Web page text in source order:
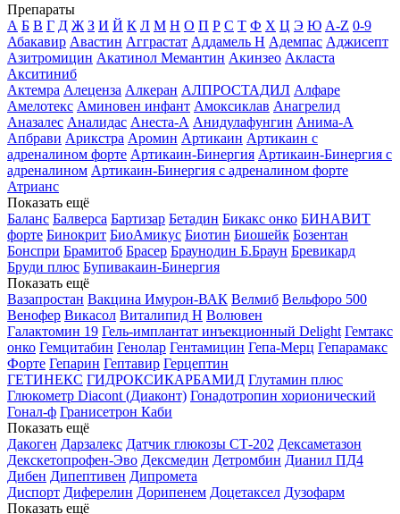
Препараты
А Б В Г Д Ж З И Й К Л М Н О П Р С Т Ф Х Ц Э Ю A-Z 0-9
Абакавир Авастин Агграстат Аддамель Н Адемпас Аджисепт
Азитромицин Акатинол Мемантин Акинзео Акласта
Акситиниб
Актемра Алеценза Алкеран АЛПРОСТАДИЛ Алфаре
Амелотекс Аминовен инфант Амоксиклав Анагрелид
Аназалес Аналидас Анеста-А Анидулафунгин Анима-А
Апбрави Арикстра Аромин Артикаин Артикаин с
адреналином форте Артикаин-Бинергия Артикаин-Бинергия с
адреналином Артикаин-Бинергия с адреналином форте
Атрианс
Показать ещё
Баланс Балверса Бартизар Бетадин Бикакс онко БИНАВИТ
форте Бинокрит БиоАмикус Биотин Биошейк Бозентан
Бонспри Брамитоб Брасер Браунодин Б.Браун Бревикард
Бруди плюс Бупивакаин-Бинергия
Показать ещё
Вазапростан Вакцина Имурон-ВАК Велмиб Вельфоро 500
Венофер Викасол Виталипид Н Волювен
Галактомин 19 Гель-имплантат инъекционный Delight Гемтакс
онко Гемцитабин Генолар Гентамицин Гепа-Мерц Гепарамакс
Форте Гепарин Гептавир Герцептин
ГЕТИНЕКС ГИДРОКСИКАРБАМИД Глутамин плюс
Глюкометр Diacont (Диаконт) Гонадотропин хорионический
Гонал-ф Гранисетрон Каби
Показать ещё
Дакоген Дарзалекс Датчик глюкозы СТ-202 Дексаметазон
Декскетопрофен-Эво Дексмедин Детромбин Дианил ПД4
Дибен Дипептивен Дипромета
Диспорт Диферелин Дорипенем Доцетаксел Дузофарм
Показать ещё